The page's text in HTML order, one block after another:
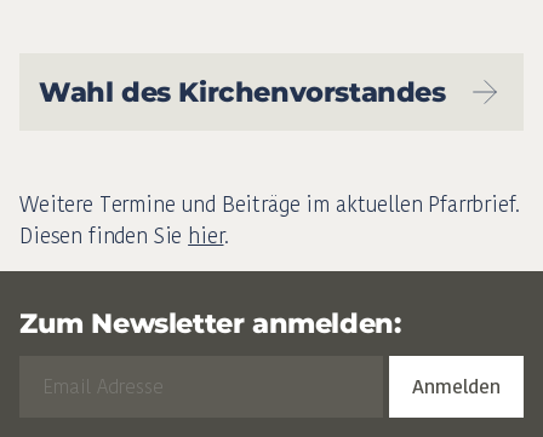
Wahl des Kirchenvorstandes
Weitere Termine und Beiträge im aktuellen Pfarrbrief.
Diesen finden Sie hier.
Zum Newsletter anmelden: